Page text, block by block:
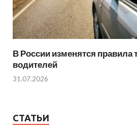
В России изменятся правила
водителей
31.07.2026
СТАТЬИ